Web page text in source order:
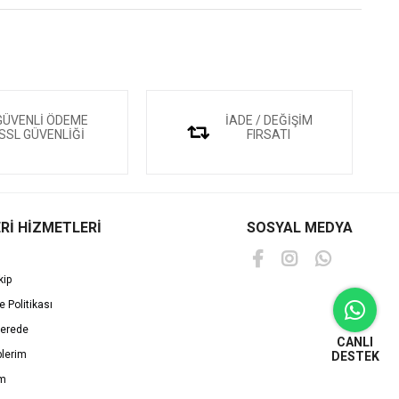
ÖDEME
GÜVENLİĞİ
İADE / DEĞİŞİM
FIRSATI
HİZMETLERİ
Politikası
SOSYAL MEDYA
CANLI
DESTEK